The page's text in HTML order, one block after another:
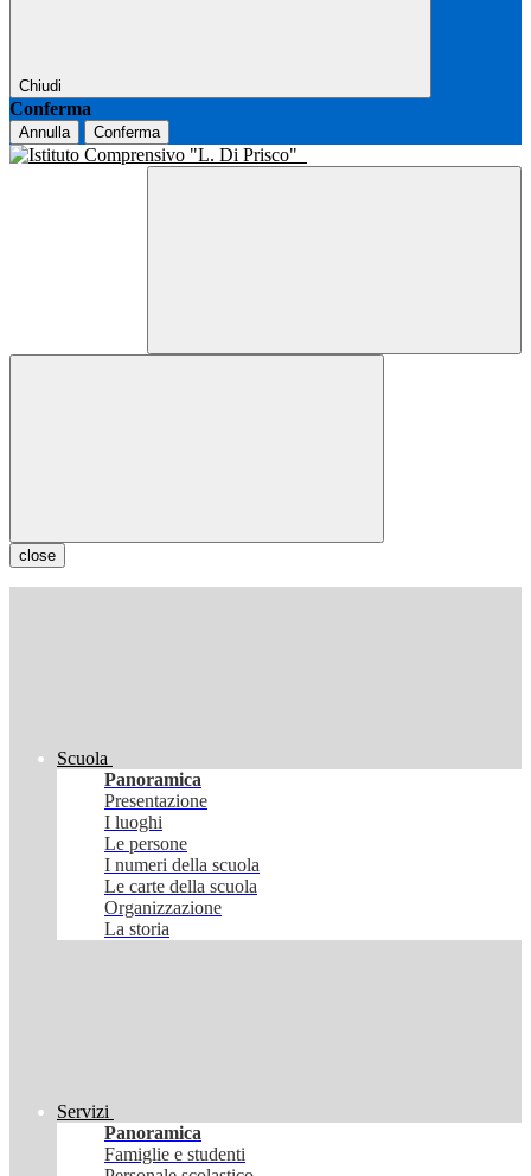
Chiudi
Conferma
Annulla Conferma
close
Scuola
Panoramica
Presentazione
I luoghi
Le persone
I numeri della scuola
Le carte della scuola
Organizzazione
La storia
Servizi
Panoramica
Famiglie e studenti